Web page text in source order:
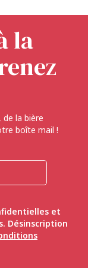
la
la bière
boîte mail !
et
Désinscription